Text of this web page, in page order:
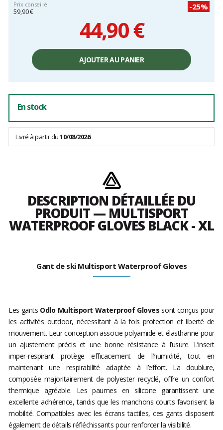
Prix conseillé
59,90 €
-25%
44,90 €
unitaire,
AJOUTER AU PANIER
En stock
Livré à partir du10/08/2026
DESCRIPTION DÉTAILLÉE DU
PRODUIT — MULTISPORT
WATERPROOF GLOVES BLACK - XL
Gant de ski Multisport Waterproof Gloves
Les gants Odlo Multisport Waterproof Gloves sont conçus pour
les activités outdoor, nécessitant à la fois protection et liberté de
mouvement. Leur conception associe polyamide et élasthanne pour
un ajustement précis et une bonne résistance à l’usure. L’insert
imper-respirant protège efficacement de l’humidité, tout en
maintenant une respirabilité adaptée à l’effort. La doublure,
composée majoritairement de polyester recyclé, offre un confort
thermique agréable. Les paumes en silicone garantissent une
excellente adhérence, tandis que les manchons courts favorisent la
mobilité. Compatibles avec les écrans tactiles, ces gants disposent
également de détails réfléchissants pour renforcer la visibilité.